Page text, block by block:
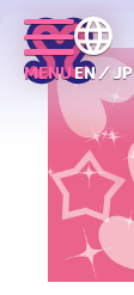
MENUEN／JP